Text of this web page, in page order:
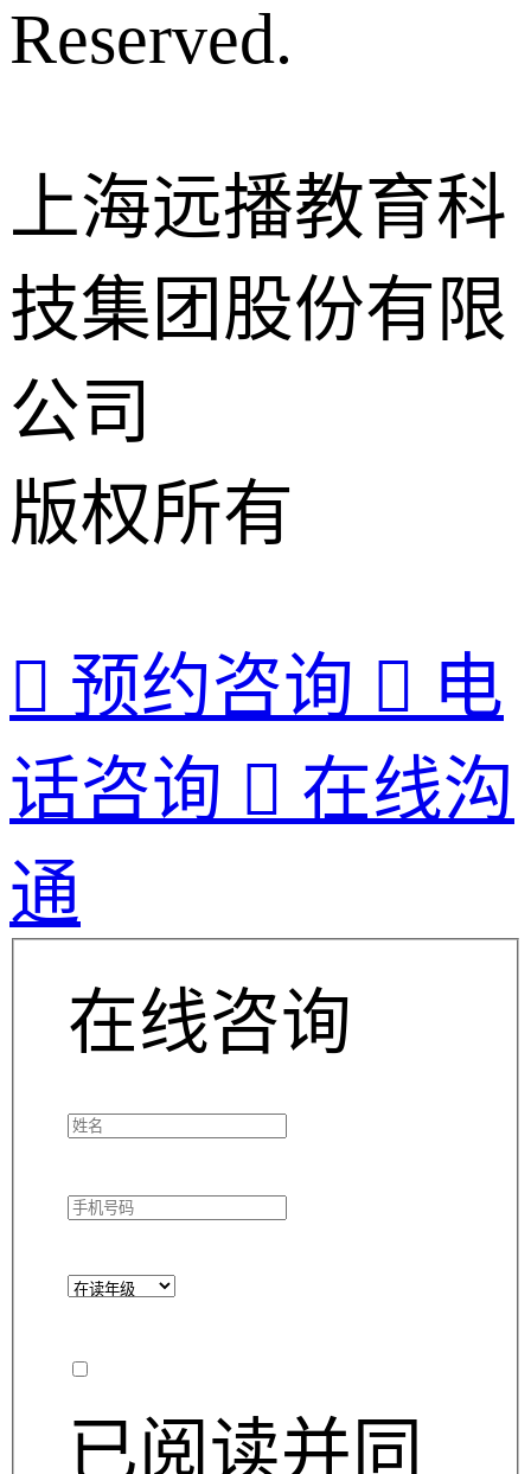
Reserved.
上海远播教育科
技集团股份有限
公司
版权所有
 预约咨询  电
话咨询  在线沟
通
在线咨询
已阅读并同